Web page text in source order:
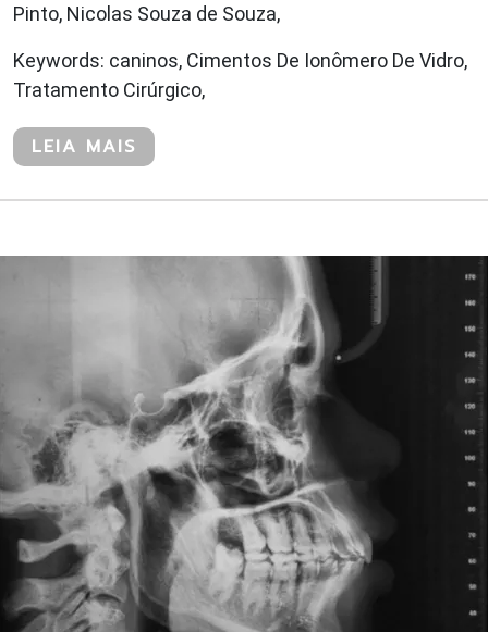
Pinto, Nicolas Souza de Souza,
Keywords: caninos, Cimentos De Ionômero De Vidro,
Tratamento Cirúrgico,
LEIA MAIS